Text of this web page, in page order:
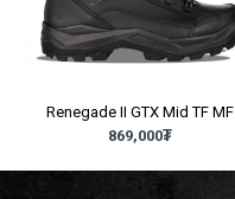
Renegade II GTX Mid TF MF
869,000₮